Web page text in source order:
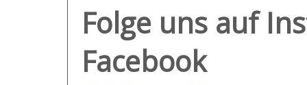
Folge uns auf
Facebook